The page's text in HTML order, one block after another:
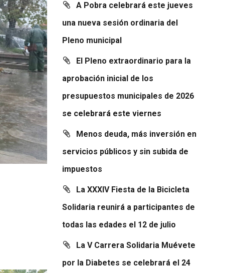
A Pobra celebrará este jueves
una nueva sesión ordinaria del
Pleno municipal
El Pleno extraordinario para la
aprobación inicial de los
presupuestos municipales de 2026
se celebrará este viernes
Menos deuda, más inversión en
servicios públicos y sin subida de
impuestos
La XXXIV Fiesta de la Bicicleta
Solidaria reunirá a participantes de
todas las edades el 12 de julio
La V Carrera Solidaria Muévete
por la Diabetes se celebrará el 24